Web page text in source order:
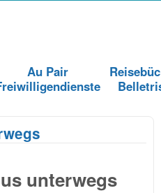
Au Pair
unterwegs